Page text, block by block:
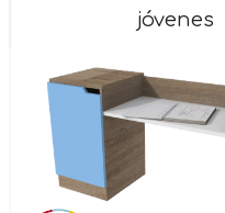
jóvenes